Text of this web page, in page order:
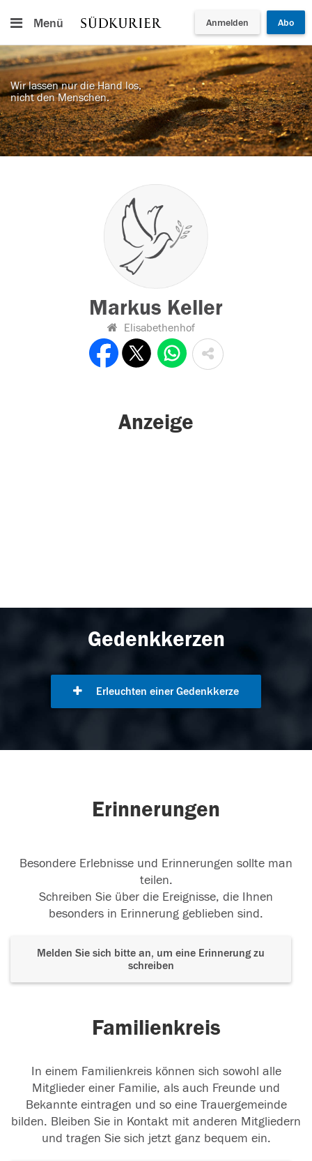
Menü Anmelden Abo
Wir lassen nur die Hand los,
nicht den Menschen.
Markus Keller
Elisabethenhof
Anzeige
Gedenkkerzen
Erleuchten einer Gedenkkerze
Erinnerungen
Besondere Erlebnisse und Erinnerungen sollte man
teilen.
Schreiben Sie über die Ereignisse, die Ihnen
besonders in Erinnerung geblieben sind.
Melden Sie sich bitte an, um eine Erinnerung zu
schreiben
Familienkreis
In einem Familienkreis können sich sowohl alle
Mitglieder einer Familie, als auch Freunde und
Bekannte eintragen und so eine Trauergemeinde
bilden. Bleiben Sie in Kontakt mit anderen Mitgliedern
und tragen Sie sich jetzt ganz bequem ein.